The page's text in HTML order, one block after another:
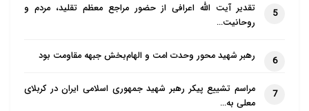
5
تقدیر آیت الله اعرافی از حضور مراجع معظم تقلید، مردم و
روحانیت…
6 رهبر شهید محور وحدت امت و الهام‌بخش جبهه مقاومت بود
7
مراسم تشییع پیکر رهبر شهید جمهوری اسلامی ایران در کربلای
معلی به…